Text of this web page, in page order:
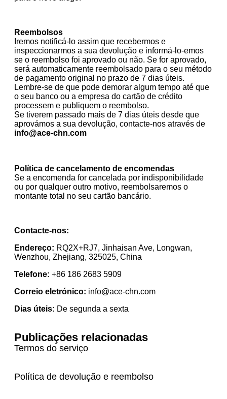
Reembolsos
Iremos notificá-lo assim que recebermos e
inspeccionarmos a sua devolução e informá-lo-emos
se o reembolso foi aprovado ou não. Se for aprovado,
será automaticamente reembolsado para o seu método
de pagamento original no prazo de 7 dias úteis.
Lembre-se de que pode demorar algum tempo até que
o seu banco ou a empresa do cartão de crédito
processem e publiquem o reembolso.
Se tiverem passado mais de 7 dias úteis desde que
aprovámos a sua devolução, contacte-nos através de
info@ace-chn.com
Política de cancelamento de encomendas
Se a encomenda for cancelada por indisponibilidade
ou por qualquer outro motivo, reembolsaremos o
montante total no seu cartão bancário.
Contacte-nos:
Endereço: RQ2X+RJ7, Jinhaisan Ave, Longwan,
Wenzhou, Zhejiang, 325025, China
Telefone: +86 186 2683 5909
Correio eletrónico: info@ace-chn.com
Dias úteis: De segunda a sexta
Publicações relacionadas
Termos do serviço
Política de devolução e reembolso